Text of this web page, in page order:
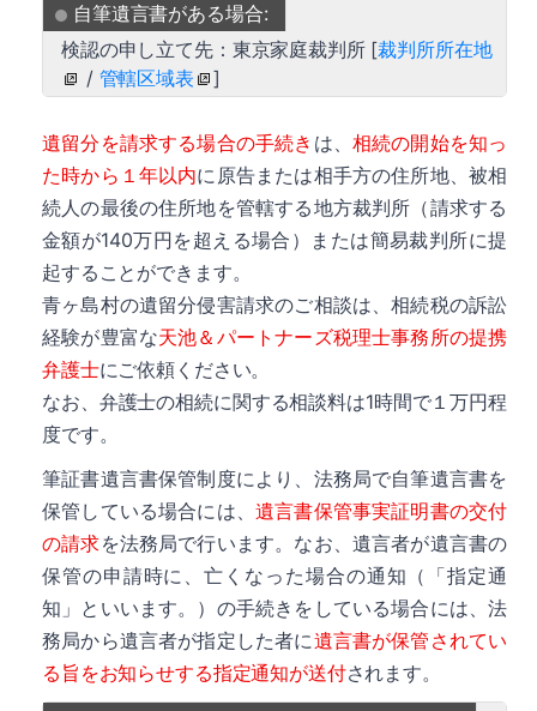
自筆遺言書がある場合:
検認の申し立て先：東京家庭裁判所 [裁判所所在地
/ 管轄区域表 ]
遺留分を請求する場合の手続き は、 相続の開始を知っ
た時から１年以内に原告または相手方の住所地、被相
続人の最後の住所地を管轄する地方裁判所（請求する
金額が140万円を超える場合）または簡易裁判所に提
起することができます。
青ヶ島村の遺留分侵害請求のご相談は、相続税の訴訟
経験が豊富な天池＆パートナーズ税理士事務所の提携
弁護士にご依頼ください。
なお、弁護士の相続に関する相談料は1時間で１万円程
度です。
筆証書遺言書保管制度により、法務局で自筆遺言書を
保管している場合には、 遺言書保管事実証明書の交付
の請求を法務局で行います。なお、遺言者が遺言書の
保管の申請時に、亡くなった場合の通知（「指定通
知」といいます。）の手続きをしている場合には、法
務局から遺言者が指定した者に遺言書が保管されてい
る旨をお知らせする指定通知が送付されます。
詳細
詳細
詳細